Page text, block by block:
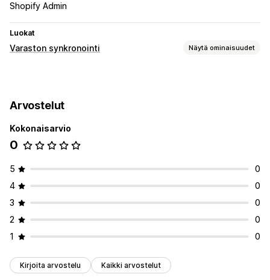
Shopify Admin
Luokat
Varaston synkronointi Näytä ominaisuudet
Arvostelut
Kokonaisarvio
0
5
0
4
0
3
0
2
0
1
0
Kirjoita arvostelu Kaikki arvostelut